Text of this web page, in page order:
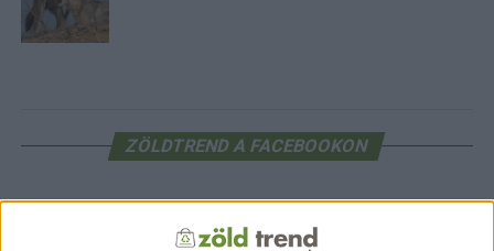
ZÖLDTREND A FACEBOOKON
CÍMKÉK